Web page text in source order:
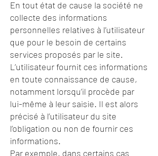
En tout état de cause la société ne
collecte des informations
personnelles relatives à l’utilisateur
que pour le besoin de certains
services proposés par le site.
L’utilisateur fournit ces informations
en toute connaissance de cause,
notamment lorsqu’il procède par
lui-même à leur saisie. Il est alors
précisé à l’utilisateur du site
l’obligation ou non de fournir ces
informations.
Par exemple, dans certains cas